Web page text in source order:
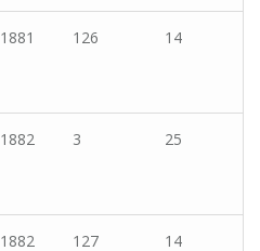
1881 126 14
1882 3 25
1882 127 14